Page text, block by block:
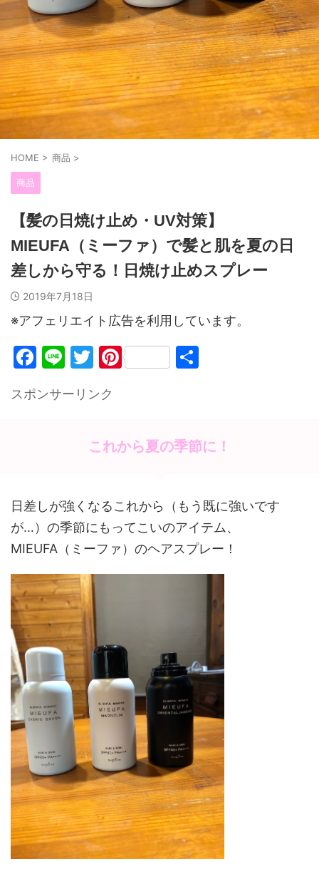
HOME > 商品 >
商品
【髪の日焼け止め・UV対策】
MIEUFA（ミーファ）で髪と肌を夏の日
差しから守る！日焼け止めスプレー
2019年7月18日
※アフェリエイト広告を利用しています。
F
c
o
k
Li
e
T
itt
Pi
st
スポンサーリンク
これから夏の季節に！
日差しが強くなるこれから（もう既に強いです
が…）の季節にもってこいのアイテム、
MIEUFA（ミーファ）のヘアスプレー！